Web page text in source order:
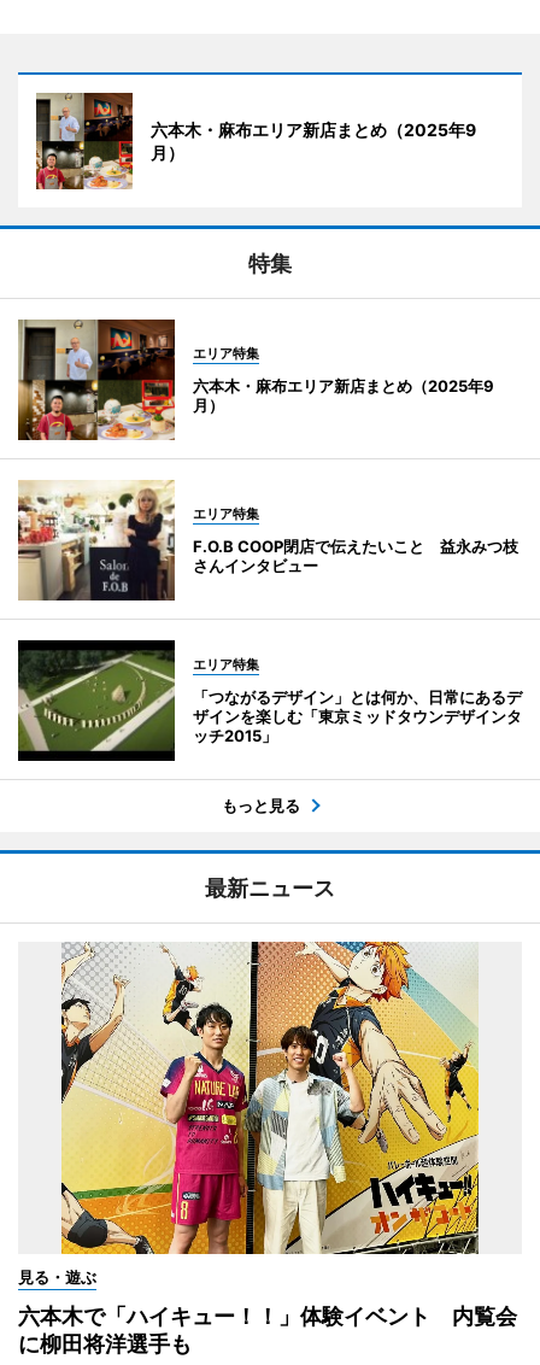
六本木・麻布エリア新店まとめ（2025年9
月）
特集
エリア特集
六本木・麻布エリア新店まとめ（2025年9
月）
エリア特集
F.O.B COOP閉店で伝えたいこと 益永みつ枝
さんインタビュー
エリア特集
「つながるデザイン」とは何か、日常にあるデ
ザインを楽しむ「東京ミッドタウンデザインタ
ッチ2015」
もっと見る
最新ニュース
見る・遊ぶ
六本木で「ハイキュー！！」体験イベント 内覧会
に柳田将洋選手も